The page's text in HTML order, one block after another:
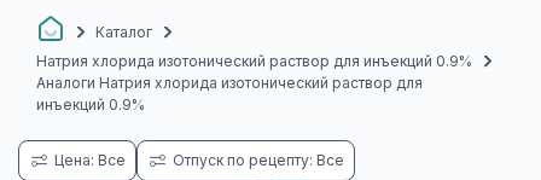
Каталог
Натрия хлорида изотонический раствор для инъекций 0.9%
Аналоги Натрия хлорида изотонический раствор для
инъекций 0.9%
Цена: Все Отпуск по рецепту: Все